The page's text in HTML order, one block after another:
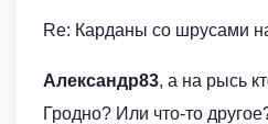
Re: Карданы со шрусами
Александр83, а на рысь
Гродно? Или что-то